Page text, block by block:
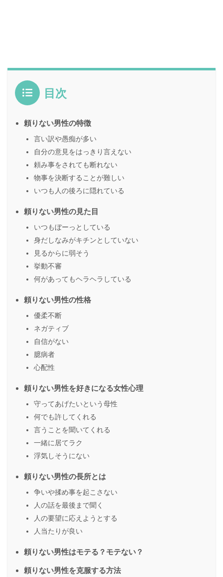
目次
頼りない男性の特徴
言い訳や愚痴が多い
自分の意見をはっきり言えない
頼み事をされても断れない
物事を決断することが難しい
いつも人の後ろに隠れている
頼りない男性の見た目
いつもぼーっとしている
身だしなみがキチンとしていない
見るからに弱そう
挙動不審
何があってもヘラヘラしている
頼りない男性の性格
優柔不断
ネガティブ
自信がない
臆病者
心配性
頼りない男性を好きになる女性心理
守ってあげたいという母性
何でも許してくれる
言うことを聞いてくれる
一緒に居てラク
浮気しそうにない
頼りない男性の長所とは
争いや揉め事を起こさない
人の話を最後まで聞く
人の要望に応えようとする
人当たりが良い
頼りない男性はモテる？モテない？
頼りない男性を克服する方法